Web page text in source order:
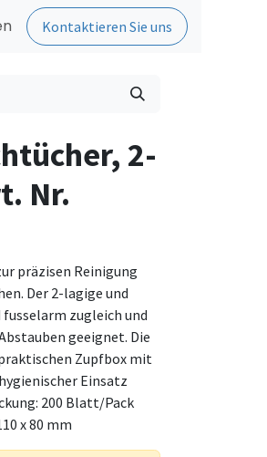
Kontaktieren Sie uns
2-
Nr.
präzisen Reinigung
Der 2-lagige und
zugleich und
geeignet. Die
Zupfbox mit
Einsatz
200 Blatt/Pack
x 80 mm